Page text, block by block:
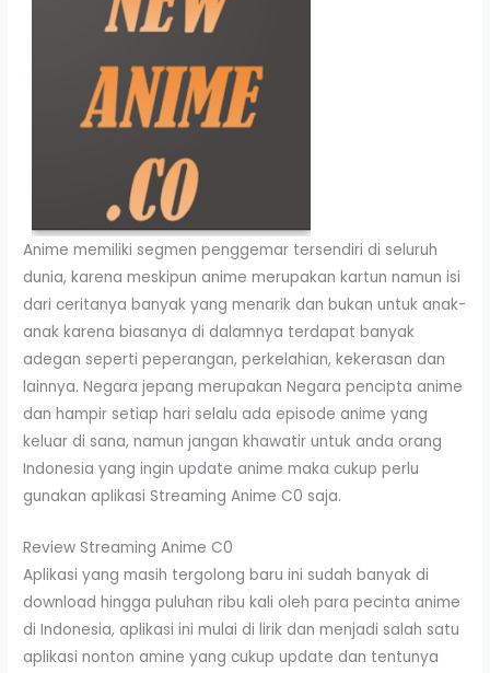
Anime memiliki segmen penggemar tersendiri di seluruh
dunia, karena meskipun anime merupakan kartun namun isi
dari ceritanya banyak yang menarik dan bukan untuk anak-
anak karena biasanya di dalamnya terdapat banyak
adegan seperti peperangan, perkelahian, kekerasan dan
lainnya. Negara jepang merupakan Negara pencipta anime
dan hampir setiap hari selalu ada episode anime yang
keluar di sana, namun jangan khawatir untuk anda orang
Indonesia yang ingin update anime maka cukup perlu
gunakan aplikasi Streaming Anime C0 saja.
Review Streaming Anime C0
Aplikasi yang masih tergolong baru ini sudah banyak di
download hingga puluhan ribu kali oleh para pecinta anime
di Indonesia, aplikasi ini mulai di lirik dan menjadi salah satu
aplikasi nonton amine yang cukup update dan tentunya